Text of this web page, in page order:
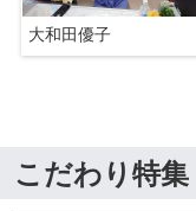
大和田優子
こだわり特集